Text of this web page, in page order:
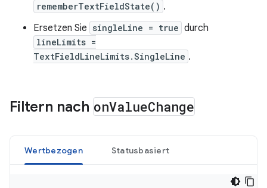
rememberTextFieldState() .
Ersetzen Sie singleLine = true durch
lineLimits =
TextFieldLineLimits.SingleLine .
Filtern nach onValueChange
Wertbezogen Statusbasiert